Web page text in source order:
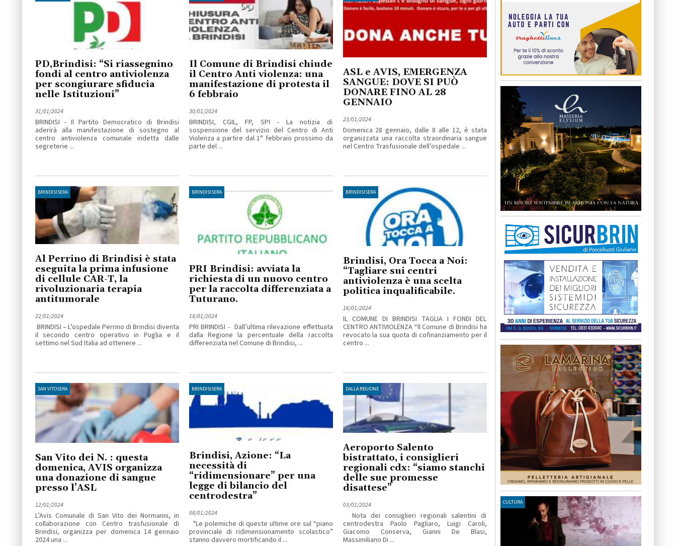
PD,Brindisi: “Si riassegnino
fondi al centro antiviolenza
per scongiurare sfiducia
nelle Istituzioni”
31/01/2024
BRINDISI - Il Partito Democratico di Brindisi
aderirà alla manifestazione di sostegno al
centro antiviolenza comunale indetta dalle
segreterie ...
Il Comune di Brindisi chiude
il Centro Anti violenza: una
manifestazione di protesta il
6 febbraio
30/01/2024
BRINDISI, CGIL, FP, SPI - La notizia di
sospensione del servizio del Centro di Anti
Violenza a partire dal 1° febbraio prossimo da
parte del ...
ASL e AVIS, EMERGENZA
SANGUE: DOVE SI PUÒ
DONARE FINO AL 28
GENNAIO
23/01/2024
Domenica 28 gennaio, dalle 8 alle 12, è stata
organizzata una raccolta straordinaria sangue
nel Centro Trasfusionale dell’ospedale ...
BRINDISISERA
Al Perrino di Brindisi è stata
eseguita la prima infusione
di cellule CAR-T, la
rivoluzionaria terapia
antitumorale
22/01/2024
BRINDISI – L’ospedale Perrino di Brindisi diventa
il secondo centro operativo in Puglia e il
settimo nel Sud Italia ad ottenere ...
BRINDISISERA
PRI Brindisi: avviata la
richiesta di un nuovo centro
per la raccolta differenziata a
Tuturano.
18/01/2024
PRI BRINDISI - Dall’ultima rilevazione effettuata
dalla Regione la percentuale della raccolta
differenziata nel Comune di Brindisi, ...
BRINDISISERA
Brindisi, Ora Tocca a Noi:
“Tagliare sui centri
antiviolenza è una scelta
politica inqualificabile.
16/01/2024
IL COMUNE DI BRINDISI TAGLIA I FONDI DEL
CENTRO ANTIVIOLENZA “Il Comune di Brindisi ha
revocato la sua quota di cofinanziamento per il
centro ...
SAN VITOSERA
San Vito dei N. : questa
domenica, AVIS organizza
una donazione di sangue
presso l’ASL
12/01/2024
L’Avis Comunale di San Vito dei Normanni, in
collaborazione con Centro trasfusionale di
Brindisi, organizza per domenica 14 gennaio
2024 una ...
BRINDISISERA
Brindisi, Azione: “La
necessità di
“ridimensionare” per una
legge di bilancio del
centrodestra”
08/01/2024
"Le polemiche di queste ultime ore sul “piano
provinciale di ridimensionamento scolastico”
stanno davvero mortificando il ...
DALLA REGIONE
Aeroporto Salento
bistrattato, i consiglieri
regionali cdx: “siamo stanchi
delle sue promesse
disattese”
03/01/2024
Nota dei consiglieri regionali salentini di
centrodestra Paolo Pagliaro, Luigi Caroli,
Giacomo Conserva, Gianni De Blasi,
Massimiliano Di ...
CULTURA